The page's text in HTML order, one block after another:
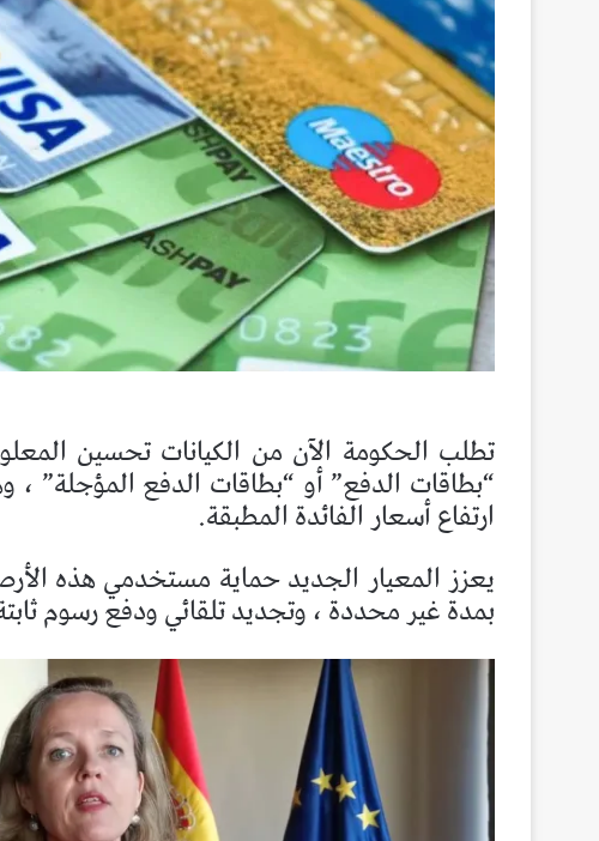
تطلب الحكومة الآن من الكيانات تحسين
“بطاقات الدفع” أو “بطاقات الدفع المؤجلة” ،
ارتفاع أسعار الفائدة المطبقة.
يعزز المعيار الجديد حماية مستخدمي هذه
بمدة غير محددة ، وتجديد تلقائي ودفع رسوم